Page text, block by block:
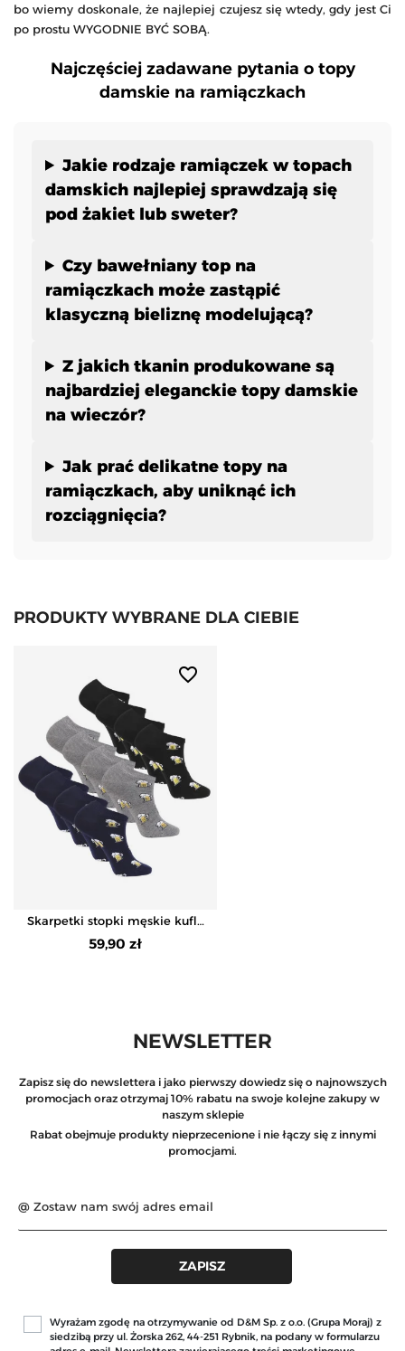
bo wiemy doskonale, że najlepiej czujesz się wtedy, gdy jest Ci
po prostu WYGODNIE BYĆ SOBĄ.
Najczęściej zadawane pytania o topy
damskie na ramiączkach
Jakie rodzaje ramiączek w topach
damskich najlepiej sprawdzają się
pod żakiet lub sweter?
Czy bawełniany top na
ramiączkach może zastąpić
klasyczną bieliznę modelującą?
Z jakich tkanin produkowane są
najbardziej eleganckie topy damskie
na wieczór?
Jak prać delikatne topy na
ramiączkach, aby uniknąć ich
rozciągnięcia?
PRODUKTY WYBRANE DLA CIEBIE
favorite_border
Skarpetki stopki męskie kufle
piwa 12-pak
59,90 zł
NEWSLETTER
Zapisz się do newslettera i jako pierwszy dowiedz się o najnowszych
promocjach oraz otrzymaj 10% rabatu na swoje kolejne zakupy w
naszym sklepie
Rabat obejmuje produkty nieprzecenione i nie łączy się z innymi
promocjami.
Wyrażam zgodę na otrzymywanie od D&M Sp. z o.o. (Grupa Moraj) z
siedzibą przy ul. Żorska 262, 44-251 Rybnik, na podany w formularzu